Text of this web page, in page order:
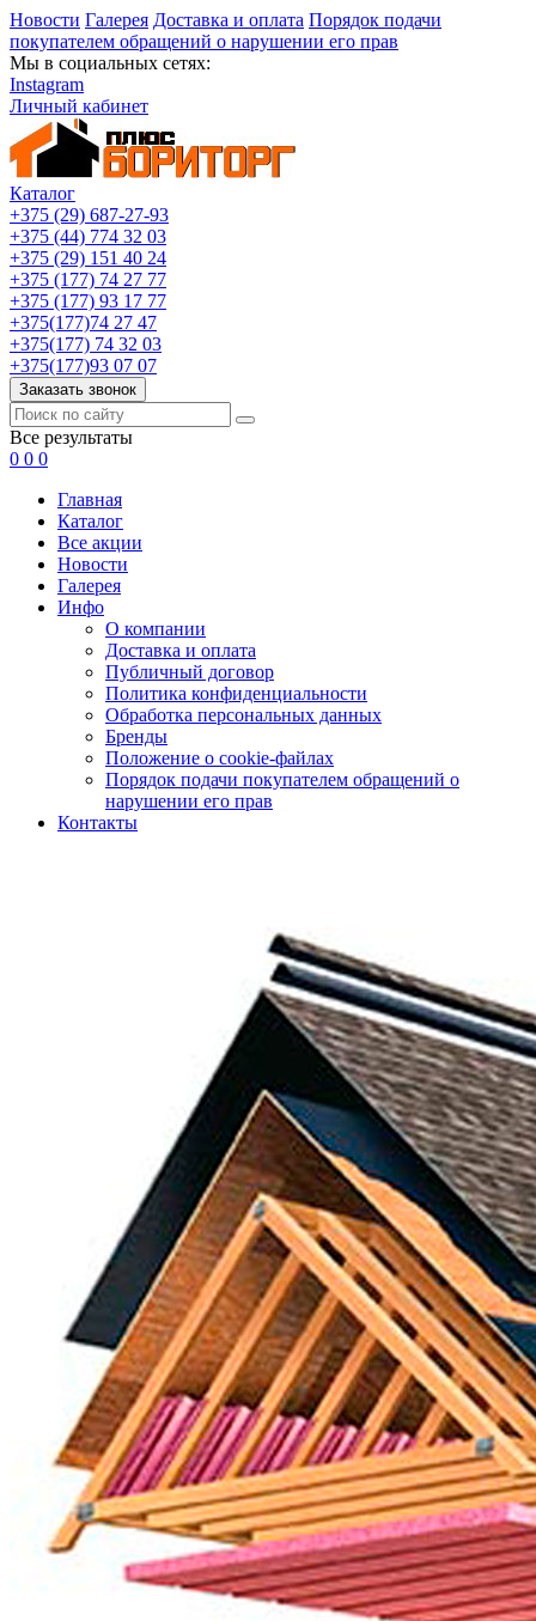
Новости Галерея Доставка и оплата Порядок подачи
покупателем обращений о нарушении его прав
Мы в социальных сетях:
Instagram
Личный кабинет
Каталог
+375 (29) 687-27-93
+375 (44) 774 32 03
+375 (29) 151 40 24
+375 (177) 74 27 77
+375 (177) 93 17 77
+375(177)74 27 47
+375(177) 74 32 03
+375(177)93 07 07
Заказать звонок
Все результаты
0 0 0
Главная
Каталог
Все акции
Новости
Галерея
Инфо
О компании
Доставка и оплата
Публичный договор
Политика конфиденциальности
Обработка персональных данных
Бренды
Положение о cookie-файлах
Порядок подачи покупателем обращений о
нарушении его прав
Контакты